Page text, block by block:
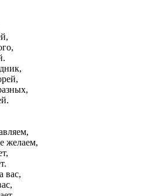
желаем,
вас,